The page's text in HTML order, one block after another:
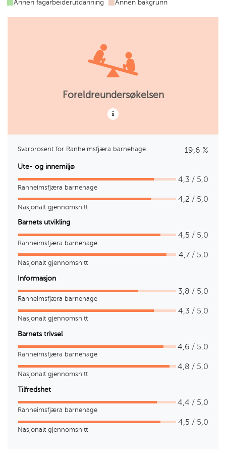
Annen fagarbeiderutdanning
Annen bakgrunn
Foreldreundersøkelsen
Svarprosent for Ranheimsfjæra barnehage 19,6 %
Ute- og innemiljø
4,3 / 5,0
Ranheimsfjæra barnehage
4,2 / 5,0
Nasjonalt gjennomsnitt
Barnets utvikling
4,5 / 5,0
Ranheimsfjæra barnehage
4,7 / 5,0
Nasjonalt gjennomsnitt
Informasjon
3,8 / 5,0
Ranheimsfjæra barnehage
4,3 / 5,0
Nasjonalt gjennomsnitt
Barnets trivsel
4,6 / 5,0
Ranheimsfjæra barnehage
4,8 / 5,0
Nasjonalt gjennomsnitt
Tilfredshet
4,4 / 5,0
Ranheimsfjæra barnehage
4,5 / 5,0
Nasjonalt gjennomsnitt